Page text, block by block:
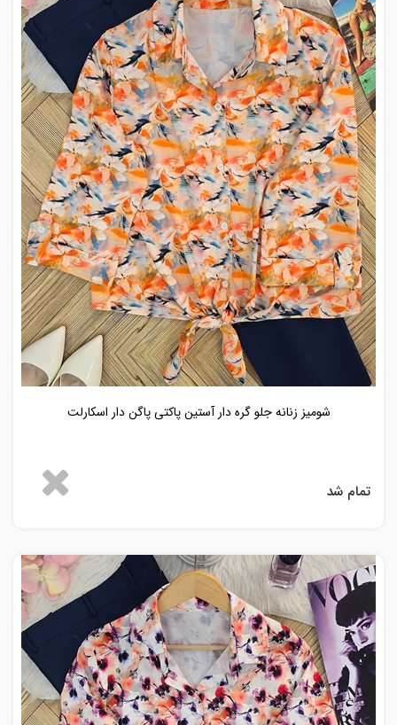
شومیز زنانه جلو گره دار آستین پاکتی پاگن دار اسکارلت
تمام شد